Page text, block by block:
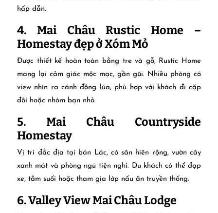
hấp dẫn.
4. Mai Châu Rustic Home –
Homestay đẹp ở Xóm Mỏ
Được thiết kế hoàn toàn bằng tre và gỗ, Rustic Home
mang lại cảm giác mộc mạc, gần gũi. Nhiều phòng có
view nhìn ra cánh đồng lúa, phù hợp với khách đi cặp
đôi hoặc nhóm bạn nhỏ.
5. Mai Châu Countryside
Homestay
Vị trí đắc địa tại bản Lác, có sân hiên rộng, vườn cây
xanh mát và phòng ngủ tiện nghi. Du khách có thể đạp
xe, tắm suối hoặc tham gia lớp nấu ăn truyền thống.
6. Valley View Mai Châu Lodge